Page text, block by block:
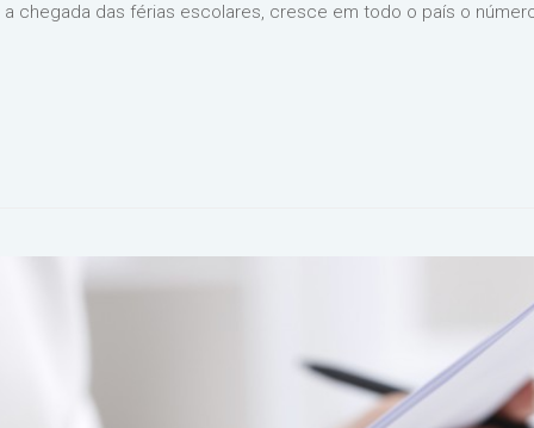
chegada das férias escolares, cresce em todo o país o